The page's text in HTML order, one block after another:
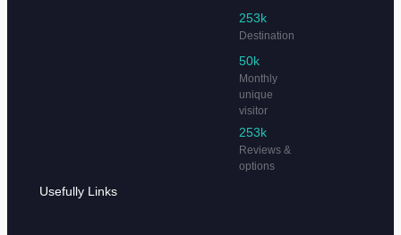
253k
Destination
50k
Monthly
unique
visitor
253k
Reviews &
options
Usefully Links